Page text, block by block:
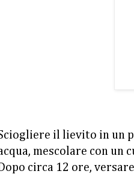
il lievito in un
mescolare con un
Dopo circa 12 ore,